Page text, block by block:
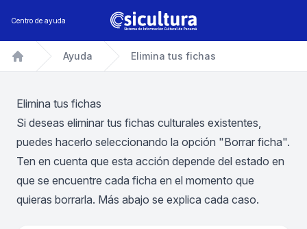
Centro de ayuda
Inicio
Ayuda Elimina tus fichas
Elimina tus fichas
Si deseas eliminar tus fichas culturales existentes,
puedes hacerlo seleccionando la opción "Borrar ficha".
Ten en cuenta que esta acción depende del estado en
que se encuentre cada ficha en el momento que
quieras borrarla. Más abajo se explica cada caso.